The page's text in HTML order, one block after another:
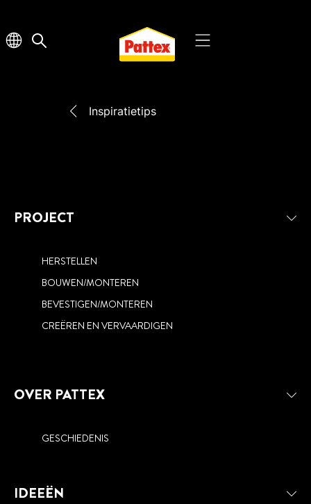
Inspiratietips
PROJECT
HERSTELLEN
BOUWEN/MONTEREN
BEVESTIGEN/MONTEREN
CREËREN EN VERVAARDIGEN
OVER PATTEX
GESCHIEDENIS
IDEEËN